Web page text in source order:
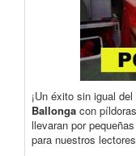
¡Un éxito sin igual
Ballonga con
llevaran por
para nuestros